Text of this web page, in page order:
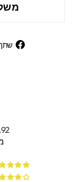
שתף
4.92